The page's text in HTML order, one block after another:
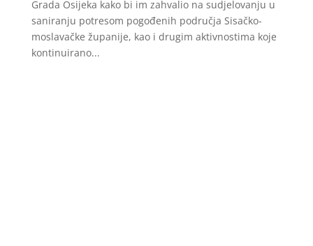
Grada Osijeka kako bi im zahvalio na sudjelovanju u
saniranju potresom pogođenih područja Sisačko-
moslavačke županije, kao i drugim aktivnostima koje
kontinuirano...